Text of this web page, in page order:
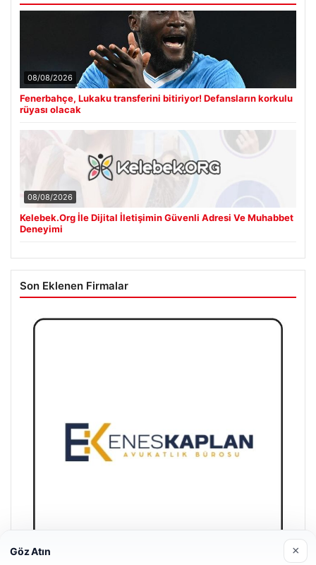
08/08/2026
Fenerbahçe, Lukaku transferini bitiriyor! Defansların korkulu
rüyası olacak
08/08/2026
Kelebek.Org İle Dijital İletişimin Güvenli Adresi Ve Muhabbet
Deneyimi
Son Eklenen Firmalar
Göz Atın ×